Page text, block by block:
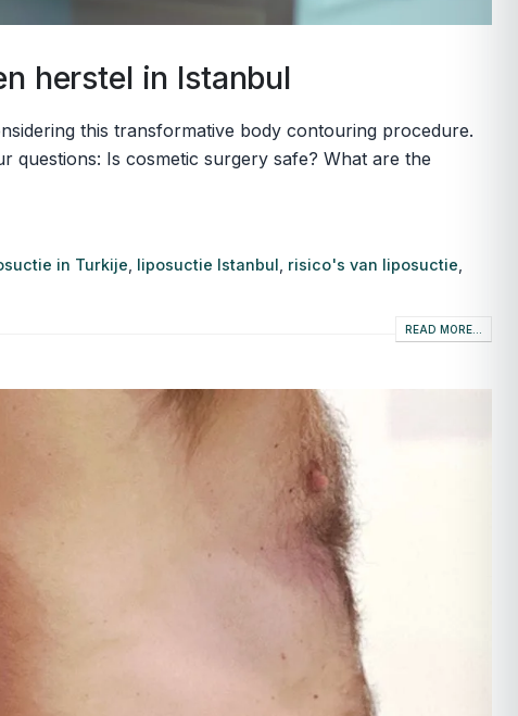
herstel in Istanbul
this transformative body contouring procedure.
questions: Is cosmetic surgery safe? What are the
in Turkije, liposuctie Istanbul, risico's van liposuctie,
READ MORE...